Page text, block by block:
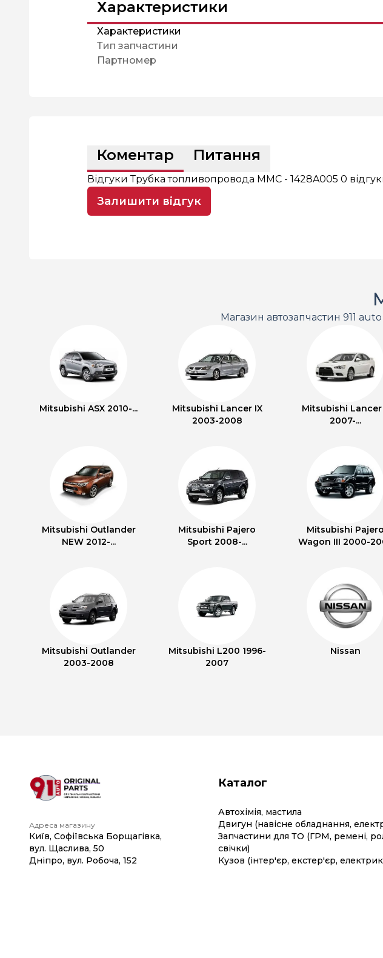
Характеристики
Характеристики
Тип запчастини
Партномер
Коментар Питання
Відгуки Трубка топливопровода MMC - 1428A005 0
Залишити відгук
Магазин автозапчастин 911
Mitsubishi ASX 2010-...
Mitsubishi Lancer IX
2003-2008
Mitsubishi Lancer
2007-...
Mitsubishi Outlander
NEW 2012-...
Mitsubishi Pajero
Sport 2008-...
Mitsubishi Pajero
Wagon III 2000-
Mitsubishi Outlander
2003-2008
Mitsubishi L200 1996-
2007
Nissan
Адреса магазину
Київ, Софіївська Борщагівка,
вул. Щаслива, 50
Дніпро, вул. Робоча, 152
Каталог
Автохімія, мастила
Двигун (навісне обладнання,
Запчастини для ТО (ГРМ, ремені,
свічки)
Кузов (інтер'єр, екстер'єр,